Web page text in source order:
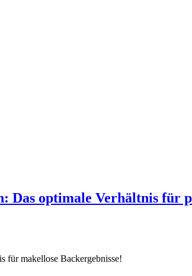
Das optimale Verhältnis für
für makellose Backergebnisse!